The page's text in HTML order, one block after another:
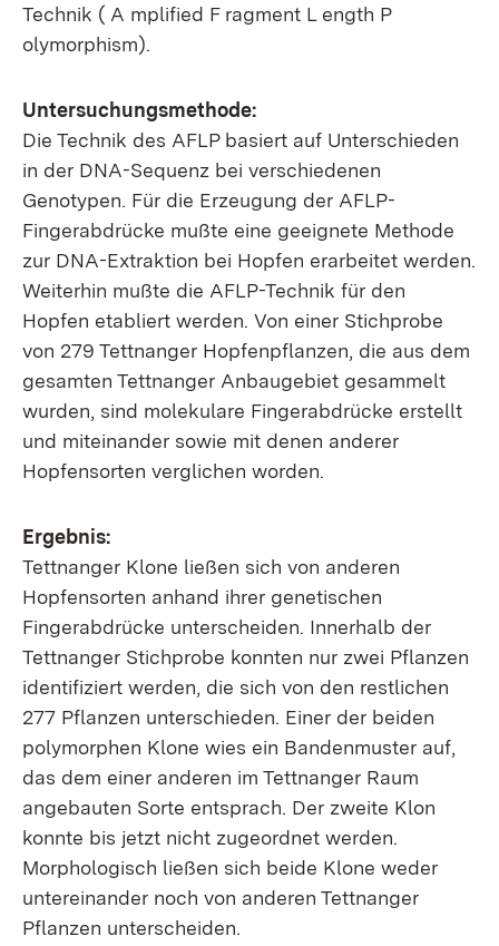
Technik ( A mplified F ragment L ength P
olymorphism).
Untersuchungsmethode:
Die Technik des AFLP basiert auf Unterschieden
in der DNA-Sequenz bei verschiedenen
Genotypen. Für die Erzeugung der AFLP-
Fingerabdrücke mußte eine geeignete Methode
zur DNA-Extraktion bei Hopfen erarbeitet werden.
Weiterhin mußte die AFLP-Technik für den
Hopfen etabliert werden. Von einer Stichprobe
von 279 Tettnanger Hopfenpflanzen, die aus dem
gesamten Tettnanger Anbaugebiet gesammelt
wurden, sind molekulare Fingerabdrücke erstellt
und miteinander sowie mit denen anderer
Hopfensorten verglichen worden.
Ergebnis:
Tettnanger Klone ließen sich von anderen
Hopfensorten anhand ihrer genetischen
Fingerabdrücke unterscheiden. Innerhalb der
Tettnanger Stichprobe konnten nur zwei Pflanzen
identifiziert werden, die sich von den restlichen
277 Pflanzen unterschieden. Einer der beiden
polymorphen Klone wies ein Bandenmuster auf,
das dem einer anderen im Tettnanger Raum
angebauten Sorte entsprach. Der zweite Klon
konnte bis jetzt nicht zugeordnet werden.
Morphologisch ließen sich beide Klone weder
untereinander noch von anderen Tettnanger
Pflanzen unterscheiden.